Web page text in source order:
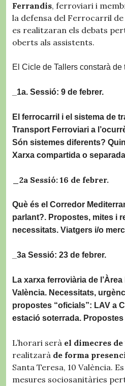
Ferrandis, ferroviari i
la defensa del Ferrocarril de
es realitzaran els debats
oberts als assistents.
El Cicle de Tallers constarà de
_1a. Sessió: 9 de febrer.
El ferrocarril i el sistema de
Transport Ferroviari a
Són sistemes diferents?
Xarxa compartida o
_2a Sessió: 16 de febrer.
Què és el Corredor
parlant?. Propostes, mites i
necessitats. Viatgers i/o
_3a Sessió: 23 de febrer.
La xarxa ferroviària de
València. Necessitats,
propostes “oficials”: LAV a
estació soterrada.
L’horari serà el dimecres de
realitzarà de forma
Santa Teresa, 10 València.
mesures sociosanitàries